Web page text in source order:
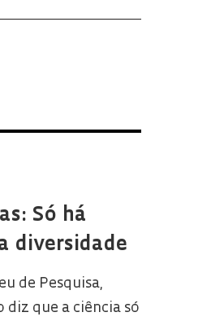
Só há
diversidade
de Pesquisa,
diz que a ciência só